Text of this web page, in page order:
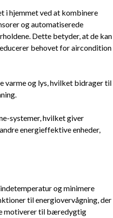
i hjemmet ved at kombinere
og automatiserede
Dette betyder, at de kan
behovet for aircondition
varme og lys, hvilket bidrager til
systemer, hvilket giver
energieffektive enheder,
og minimere
til energiovervågning, der
motiverer til bæredygtig